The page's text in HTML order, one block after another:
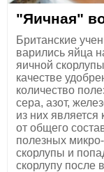
"Яичная"
Британские
варились яйца
яичной
качестве
количество
сера, азот,
из них
от общего
полезных
скорлупы и
скорлупу после